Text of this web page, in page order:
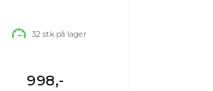
32 stk på lager
998,-